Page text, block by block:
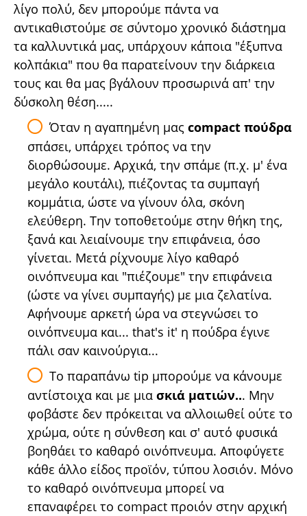
λίγο πολύ, δεν μπορούμε πάντα να
αντικαθιστούμε σε σύντομο χρονικό διάστημα
τα καλλυντικά μας, υπάρχουν κάποια "έξυπνα
κολπάκια" που θα παρατείνουν την διάρκεια
τους και θα μας βγάλουν προσωρινά απ' την
δύσκολη θέση.....
Όταν η αγαπημένη μας compact πούδρα
σπάσει, υπάρχει τρόπος να την
διορθώσουμε. Αρχικά, την σπάμε (π.χ. μ' ένα
μεγάλο κουτάλι), πιέζοντας τα συμπαγή
κομμάτια, ώστε να γίνουν όλα, σκόνη
ελεύθερη. Την τοποθετούμε στην θήκη της,
ξανά και λειαίνουμε την επιφάνεια, όσο
γίνεται. Μετά ρίχνουμε λίγο καθαρό
οινόπνευμα και "πιέζουμε" την επιφάνεια
(ώστε να γίνει συμπαγής) με μια ζελατίνα.
Aφήνουμε αρκετή ώρα να στεγνώσει το
οινόπνευμα και... that's it' η πούδρα έγινε
πάλι σαν καινούργια...
Το παραπάνω tip μπορούμε να κάνουμε
αντίστοιχα και με μια σκιά ματιών... Μην
φοβάστε δεν πρόκειται να αλλοιωθεί ούτε το
χρώμα, ούτε η σύνθεση και σ' αυτό φυσικά
βοηθάει το καθαρό οινόπνευμα. Αποφύγετε
κάθε άλλο είδος προϊόν, τύπου λοσιόν. Μόνο
το καθαρό οινόπνευμα μπορεί να
επαναφέρει το compact προιόν στην αρχική